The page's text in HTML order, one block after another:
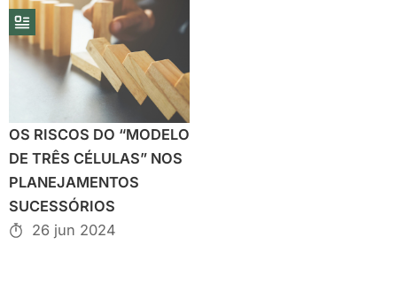
OS RISCOS DO “MODELO
DE TRÊS CÉLULAS” NOS
PLANEJAMENTOS
SUCESSÓRIOS
26 jun 2024